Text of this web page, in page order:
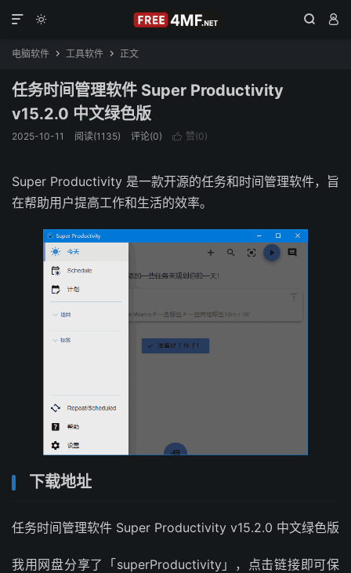
  

电脑软件  工具软件  正文
任务时间管理软件 Super Productivity
v15.2.0 中文绿色版
2025-10-11 阅读(1135) 评论(0)  赞(0)
Super Productivity 是一款开源的任务和时间管理软件，旨
在帮助用户提高工作和生活的效率。
下载地址
任务时间管理软件 Super Productivity v15.2.0 中文绿色版
我用网盘分享了「superProductivity」，点击链接即可保